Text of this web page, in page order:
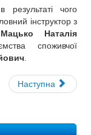
результаті чого
інструктор з
Мацько Наталія
споживчої
Наступна